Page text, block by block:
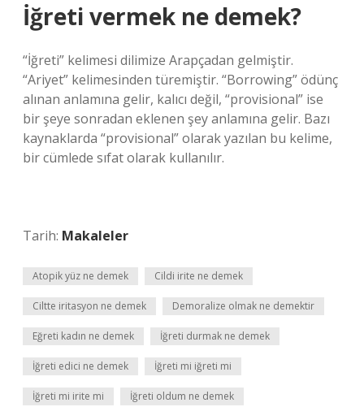
İğreti vermek ne demek?
“İğreti” kelimesi dilimize Arapçadan gelmiştir.
“Ariyet” kelimesinden türemiştir. “Borrowing” ödünç
alınan anlamına gelir, kalıcı değil, “provisional” ise
bir şeye sonradan eklenen şey anlamına gelir. Bazı
kaynaklarda “provisional” olarak yazılan bu kelime,
bir cümlede sıfat olarak kullanılır.
Tarih: Makaleler
Atopik yüz ne demek Cildi irite ne demek
Ciltte iritasyon ne demek Demoralize olmak ne demektir
Eğreti kadın ne demek İğreti durmak ne demek
İğreti edici ne demek İğreti mi iğreti mi
İğreti mi irite mi İğreti oldum ne demek